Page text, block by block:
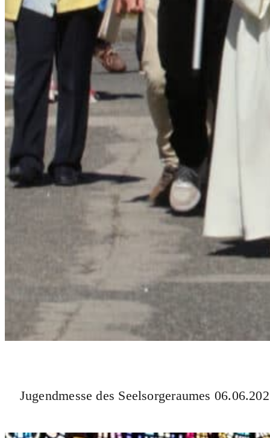
Jugendmesse des Seelsorgeraumes